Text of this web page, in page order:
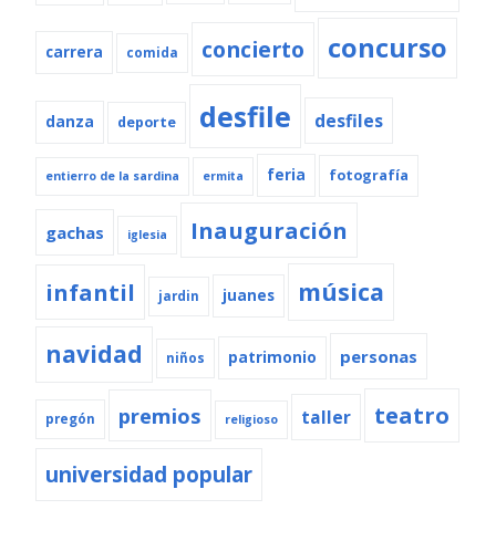
carrera comida concierto concurso
danza deporte desfile desfiles
entierro de la sardina ermita feria fotografía
gachas iglesia
Inauguración
infantil
jardin juanes música
navidad niños patrimonio personas
pregón premios religioso taller teatro
universidad popular